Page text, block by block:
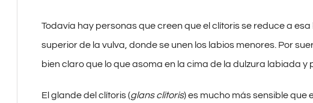
Todavía hay personas que creen que el clítoris se reduce a
superior de la vulva, donde se unen los labios menores. Por
bien claro que lo que asoma en la cima de la dulzura labiada y
El glande del clítoris (glans clitoris) es mucho más sensible que